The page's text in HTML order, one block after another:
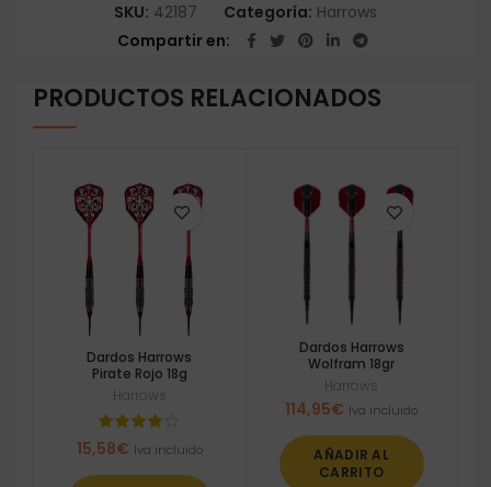
SKU: 42187 Categoría: Harrows
Compartir en
PRODUCTOS RELACIONADOS
Dardos Harrows
Pirate Rojo 18g
Harrows
15,58€ Iva incluido
Dardos Harrows
Wolfram 18gr
Harrows
114,95€ Iva incluido
AÑADIR AL
CARRITO